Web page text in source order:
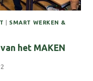
SMART WERKEN &
het MAKEN